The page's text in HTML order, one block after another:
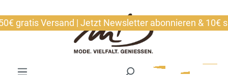
gratis Versand | Jetzt Newsletter abonnieren & 10€